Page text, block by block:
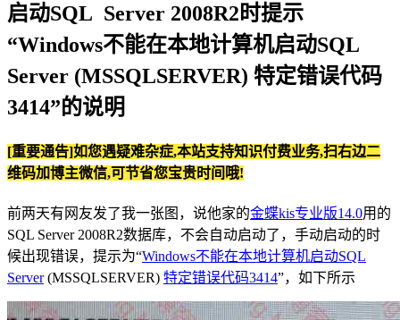
启动SQL Server 2008R2时提示
“Windows不能在本地计算机启动SQL
Server (MSSQLSERVER) 特定错误代码
3414”的说明
[重要通告]如您遇疑难杂症,本站支持知识付费业务,扫右边二
维码加博主微信,可节省您宝贵时间哦!
前两天有网友发了我一张图，说他家的金蝶kis专业版14.0用的
SQL Server 2008R2数据库，不会自动启动了，手动启动的时
候出现错误，提示为“Windows不能在本地计算机启动SQL
Server(MSSQLSERVER) 特定错误代码3414”，如下所示